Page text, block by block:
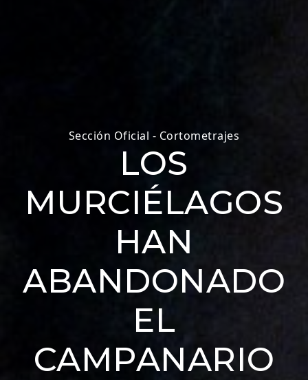
Sección Oficial - Cortometrajes
LOS
MURCIÉLAGOS
HAN
ABANDONADO
EL
CAMPANARIO